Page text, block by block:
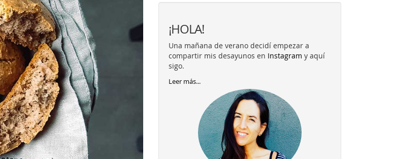
¡HOLA!
Una mañana de verano decidí empezar a
compartir mis desayunos en Instagram y aquí
sigo.
Leer más...